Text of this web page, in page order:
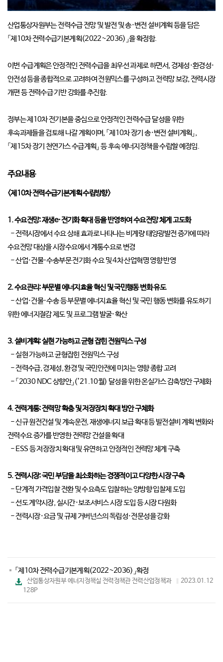
산업통상자원부는 전력수급 전망 및 발전 및 송·변전 설비계획 등을 담은
「제10차 전력수급기본계획(2022~2036)」을 확정함.
이번 수급계획은 안정적인 전력수급을 최우선 과제로 하면서, 경제성·환경성·
안전성 등을 종합적으로 고려하여 전원믹스를 구성하고 전력망 보강, 전력시장
개편 등 전력수급 기반 강화를 추진함.
정부는 제10차 전기본을 중심으로 안정적인 전력수급 달성을 위한
후속과제들을 검토해 나갈 계획이며, 「제10차 장기 송·변전 설비계획」,
「제15차 장기 천연가스 수급계획」 등 후속 에너지정책을 수립할 예정임.
주요내용
<제10차 전력수급기본계획 수립방향>
1. 수요전망: 재생e·전기화 확대 등을 반영하여 수요전망 체계 고도화
- 전력시장에서 수요 상쇄 효과로 나타나는 비계량 태양광발전 증가에 따라
수요전망 대상을 시장수요에서 계통수요로 변경
- 산업·건물·수송부문 전기화 수요 및 4차 산업혁명 영향 반영
2. 수요관리: 부문별 에너지효율 혁신 및 국민행동 변화 유도
- 산업·건물·수송 등 부문별 에너지효율 혁신 및 국민 행동 변화를 유도하기
위한 에너지절감 제도 및 프로그램 발굴·확산
3. 설비계획: 실현 가능하고 균형 잡힌 전원믹스 구성
- 실현 가능하고 균형잡힌 전원믹스 구성
- 전력수급, 경제성, 환경 및 국민안전에 미치는 영향 종합 고려
- 「2030 NDC 상향안」(’21.10월) 달성을 위한 온실가스 감축방안 구체화
4. 전력계통: 전력망 확충 및 저장장치 확대 방안 구체화
- 신규 원전건설 및 계속운전, 재생에너지 보급 확대 등 발전설비 계획 변화와
전력수요 증가를 반영한 전력망 건설을 확대
- ESS 등 저장장치 확대 및 유연하고 안정적인 전력망 체계 구축
5. 전력시장: 국민 부담을 최소화하는 경쟁적이고 다양한 시장 구축
- 단계적 가격입찰 전환 및 수요측도 입찰하는 양방향 입찰제 도입
- 선도 계약시장, 실시간·보조서비스 시장 도입 등 시장 다원화
- 전력시장·요금 및 규제 거버넌스의 독립성·전문성을 강화
「제10차 전력수급기본계획(2022~2036)」확정
파
일
산업통상자원부 에너지정책실 전력정책관 전력산업정책과
2023.01.12
128P